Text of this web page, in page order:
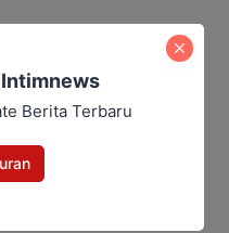
Kalteng
Berita Terbaru